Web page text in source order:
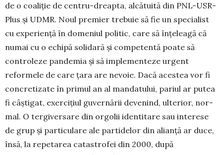
de o coaliție de centru-dreapta, alcătuită din PNL-USR-
Plus și UDMR. Noul premier trebuie să fie un spe­cialist
cu experiență în domeniul politic, care să înțeleagă că
numai cu o echipă solidară și competentă poate să
controleze pandemia și să implementeze urgent
reformele de care țara are nevoie. Dacă acestea vor fi
concretizate în primul an al mandatului, pariul ar putea
fi câștigat, exer­cițiul guvernării devenind, ulterior, nor­
mal. O tergi­versare din orgolii identitare sau interese
de grup și par­ticulare ale partidelor din alianță ar duce,
însă, la repetarea catastrofei din 2000, după